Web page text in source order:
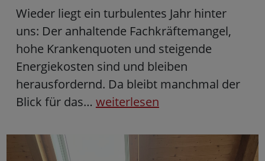
Wieder liegt ein turbulentes Jahr hinter
uns: Der anhaltende Fachkräftemangel,
hohe Krankenquoten und steigende
Energiekosten sind und bleiben
herausfordernd. Da bleibt manchmal der
Blick für das… weiterlesen